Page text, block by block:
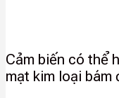
Cảm biến có thể
mạt kim loại bám